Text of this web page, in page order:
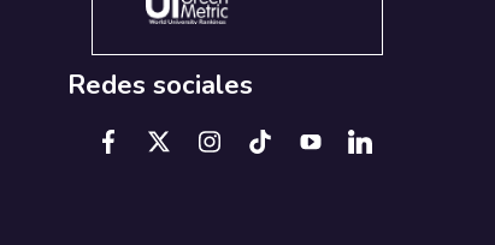
Redes sociales